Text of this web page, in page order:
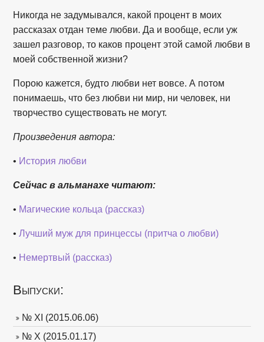
Никогда не задумывался, какой процент в моих
рассказах отдан теме любви. Да и вообще, если уж
зашел разговор, то каков процент этой самой любви в
моей собственной жизни?
Порою кажется, будто любви нет вовсе. А потом
понимаешь, что без любви ни мир, ни человек, ни
творчество существовать не могут.
Произведения автора:
• История любви
Сейчас в альманахе читают:
• Магические кольца (рассказ)
•Лучший муж для принцессы (притча о любви)
• Немертвый (рассказ)
Выпуски:
№ XI (2015.06.06)
№ X (2015.01.17)